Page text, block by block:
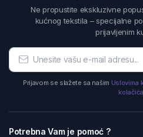
Ne propustite ekskluzivne
kućnog tekstila – specijalne
prijavljenim
Prijavom se slažete sa našim Uslovima
Potrebna Vam je pomoć ?